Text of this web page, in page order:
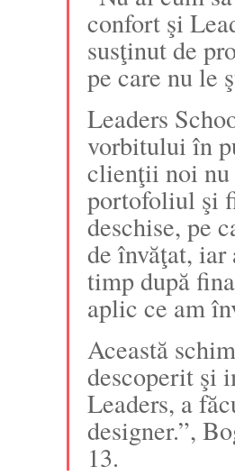
confort şi
susţinut de
pe care nu le
Leaders
vorbitului în
clienţii noi nu
portofoliul şi
deschise, pe
de învăţat, iar
timp după
aplic ce am
Această
descoperit şi
Leaders, a
designer.”,
13.